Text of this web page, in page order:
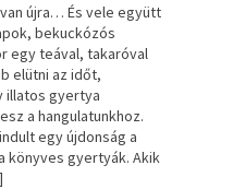
újra… És vele együtt
bekuckózós
egy teával, takaróval
elütni az időt,
illatos gyertya
a hangulatunkhoz.
egy újdonság a
könyves gyertyák. Akik